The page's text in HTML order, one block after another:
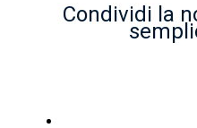
Condividi la